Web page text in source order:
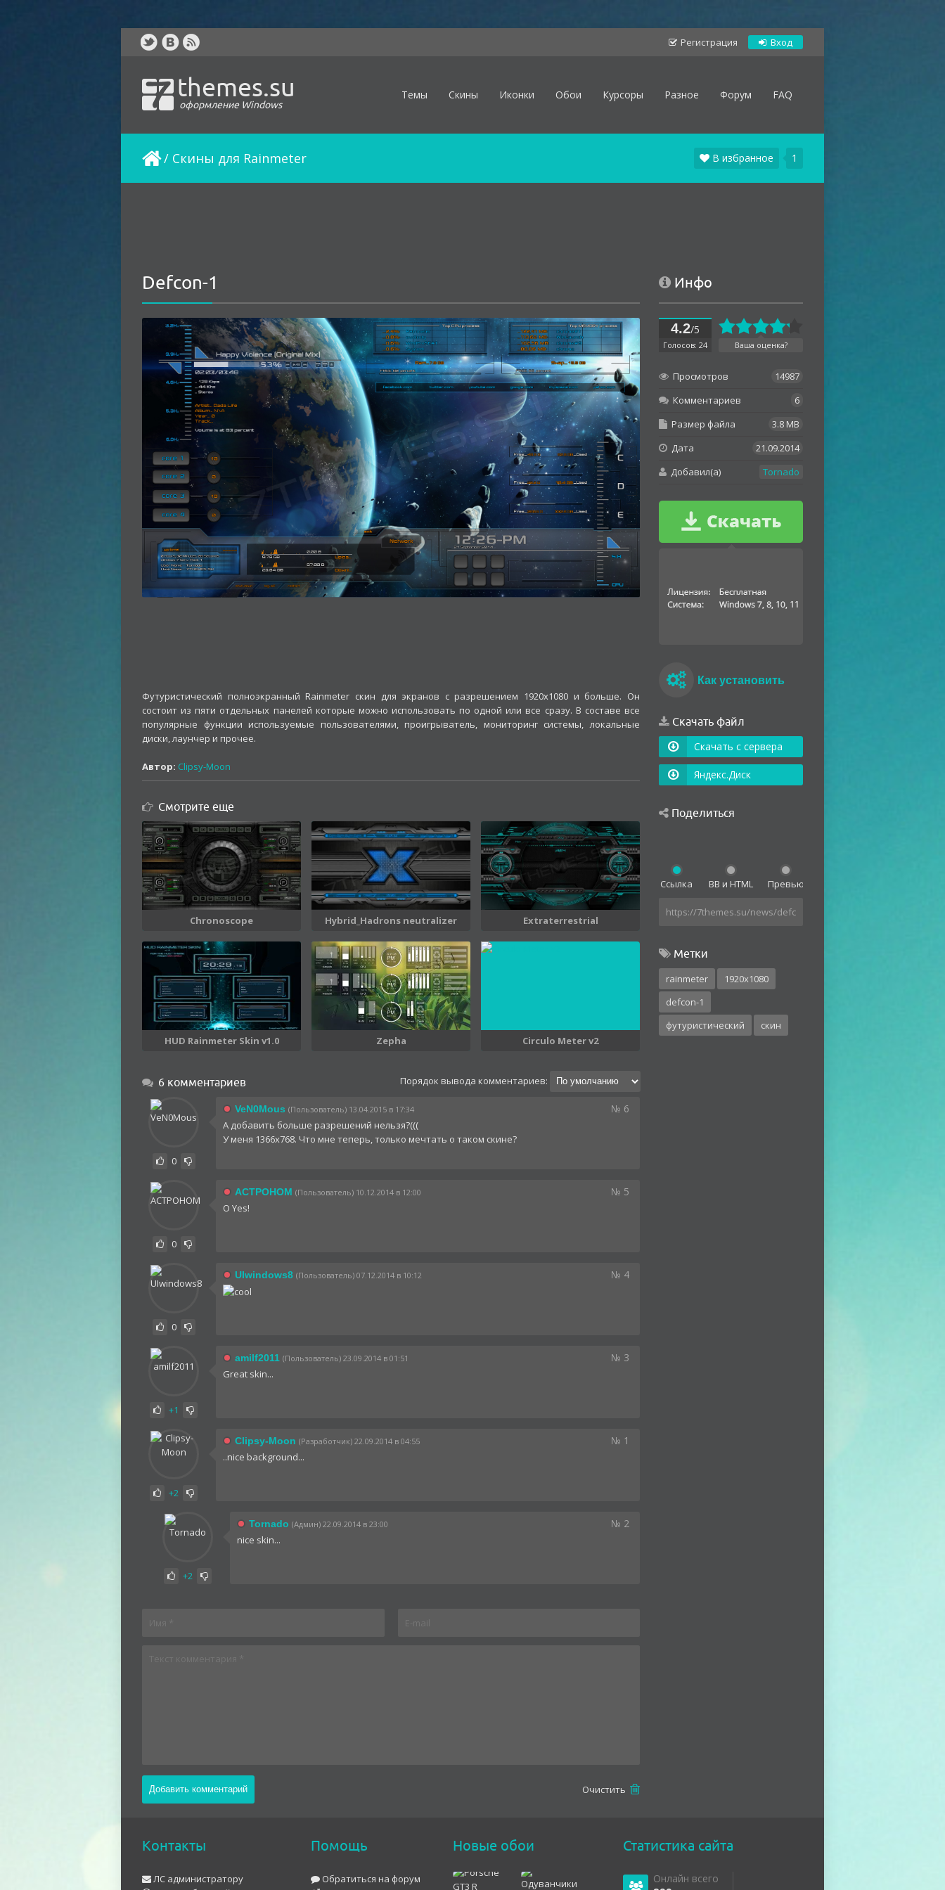
Регистрация Вход
themes.su
оформление Windows
Темы Скины Иконки Обои Курсоры Разное Форум FAQ
/ Скины для Rainmeter 1
В избранное
Defcon-1
Футуристический полноэкранный Rainmeter скин для экранов с разрешением 1920x1080 и больше. Он
состоит из пяти отдельных панелей которые можно использовать по одной или все сразу. В составе все
популярные функции используемые пользователями, проигрыватель, мониторинг системы, локальные
диски, лаунчер и прочее.
Автор: Clipsy-Moon
Смотрите еще
Chronoscope Hybrid_Hadrons neutralizer Extraterrestrial
HUD Rainmeter Skin v1.0 Zepha Circulo Meter v2
6 комментариев Порядок вывода комментариев:
0
VeN0Mous (Пользователь) 13.04.2015 в 17:34 № 6
А добавить больше разрешений нельзя?(((
У меня 1366х768. Что мне теперь, только мечтать о таком скине?
0
ACTPOHOM (Пользователь) 10.12.2014 в 12:00 № 5
O Yes!
0
UIwindows8 (Пользователь) 07.12.2014 в 10:12 № 4
+1
amilf2011 (Пользователь) 23.09.2014 в 01:51 № 3
Great skin...
+2
Clipsy-Moon (Разработчик) 22.09.2014 в 04:55 № 1
..nice background...
+2
Tornado (Админ) 22.09.2014 в 23:00 № 2
nice skin...
Oчистить
Инфо
4.2/5
Голосов: 24 Ваша оценка?
Просмотров
14987
Комментариев
6
Размер файла
3.8 MB
Дата
21.09.2014
Добавил(а)
Tornado
Как установить
Скачать файл
Скачать с сервера
Яндекс.Диск
Поделиться
Ссылка BB и HTML Превью
Метки
rainmeter
1920x1080
defcon-1
футуристический
скин
Контакты
ЛС администратору
Помощь
Обратиться на форум
Новые обои Статистика сайта
Онлайн всего